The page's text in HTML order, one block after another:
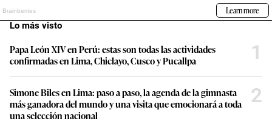
Lo más visto
Papa León XIV en Perú: estas son todas las actividades
confirmadas en Lima, Chiclayo, Cusco y Pucallpa
1
Simone Biles en Lima: paso a paso, la agenda de la gimnasta
más ganadora del mundo y una visita que emocionará a toda
una selección nacional
2